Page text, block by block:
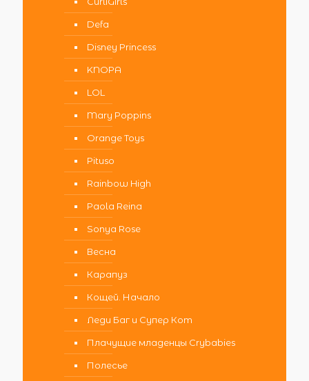
Defa
Disney Princess
KNOPA
LOL
Mary Poppins
Orange Toys
Pituso
Rainbow High
Paola Reina
Sonya Rose
Весна
Карапуз
Кощей. Начало
Леди Баг и Супер Кот
Плачущие младенцы Crybabies
Полесье